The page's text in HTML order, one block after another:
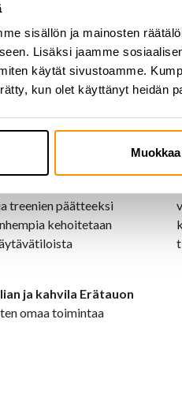
sisällön ja mainosten
Lisäksi jaamme
käytät sivustoamme.
kun olet käyttänyt heidän
Muokkaa
ja
yhteydessä.
ehto on
ja
ohjeistus minimoida
asiakkaita saapumaan
huomioiden,
treenien päätteeksi
kehoitetaan
ja kahvila Erätauon
omaa toimintaa